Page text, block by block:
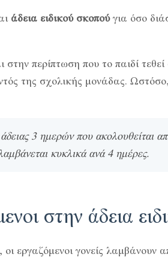
άδεια ειδικού σκοπούγια όσο
περίπτωση που το παιδί τεθεί
της σχολικής μονάδας. Ωστόσο,
3 ημερών που ακολουθείται
κυκλικά ανά 4 ημέρες.
στην άδεια
εργαζόμενοι γονείς λαμβάνουν